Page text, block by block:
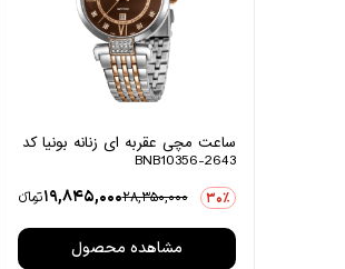
ساعت مچی عقربه ای زنانه بونیا کد
BNB10356-2643
30٪ 28,350,000
19,845,000تومانءء
مشاهده محصول